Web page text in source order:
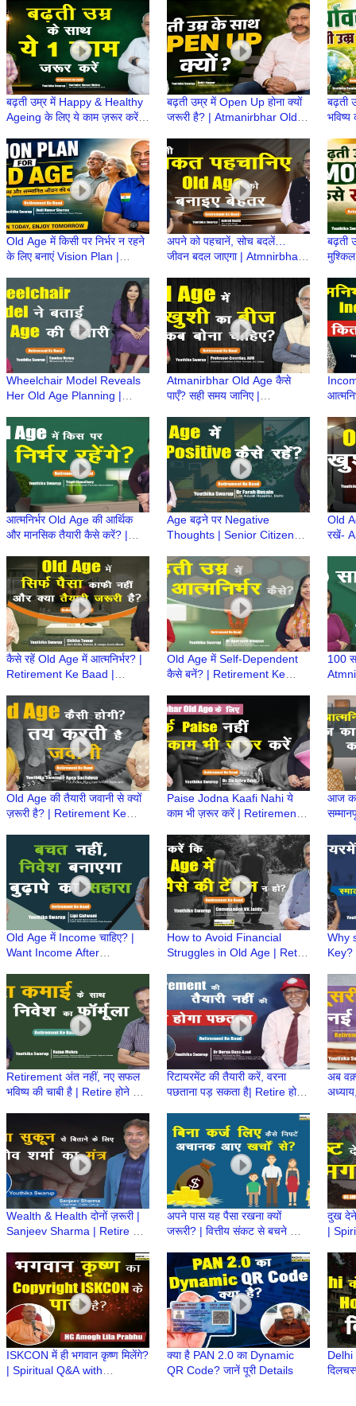
बढ़ती उम्र में Happy & Healthy
Ageing के लिए ये काम ज़रूर करें! |
Taiyari
बढ़ती उम्र में Open Up होना क्यों
जरूरी है? | Atmanirbhar Old
ke Baad
बढ़ती
भविष्य
Old Age में किसी पर निर्भर न रहने
के लिए बनाएं Vision Plan |
|Retire
अपने को पहचानें, सोच बदलें…
जीवन बदल जाएगा | Atmnirbhar
Retirement Ke Baad
बढ़ती
Ke
Wheelchair Model Reveals
Her Old Age Planning |
| Retirement Ke Baad
Atmanirbhar Old Age कैसे
पाएँ? सही समय जानिए |
| Retirement Ke Baad
|
आत्मनिर्भर Old Age की आर्थिक
और मानसिक तैयारी कैसे करें? |
Age बढ़ने पर Negative
Thoughts | Senior Citizens |
| Retirement Ke Baad
Old
रखें-
कैसे रहें Old Age में आत्मनिर्भर? |
Retirement Ke Baad |
Old Age में Self-Dependent
कैसे बनें? | Retirement Ke
की तैयारी
100
Old Age की तैयारी जवानी से क्यों
ज़रूरी है? | Retirement Ke
की तैयारी
Paise Jodna Kaafi Nahi ये
काम भी ज़रूर करें | Retirement
Age की तैयारी
आज
होने के
Old Age में Income चाहिए? |
Want Income After
बाद क्या? | Retirement Ke
Baad
How to Avoid Financial
Struggles in Old Age | Retire
Ke Baad
Why
Key?
Retirement अंत नहीं, नए सफल
भविष्य की चाबी है | Retire होने के
रिटायरमेंट की तैयारी करें, वरना
पछताना पड़ सकता है| Retire होने
ke baad
अब
Baad
Wealth & Health दोनों ज़रूरी |
Sanjeev Sharma | Retire होने
ke baad
अपने पास यह पैसा रखना क्यों
जरूरी? | वित्तीय संकट से बचने का
Fund क्यों?
दुख
|
ISKCON में ही भगवान कृष्ण मिलेंगे?
| Spiritual Q&A with
क्या है PAN 2.0 का Dynamic
QR Code? जानें पूरी Details
Delhi